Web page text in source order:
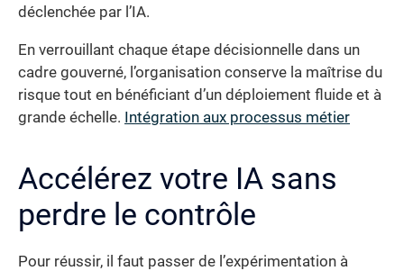
déclenchée par l’IA.
En verrouillant chaque étape décisionnelle dans un
cadre gouverné, l’organisation conserve la maîtrise du
risque tout en bénéficiant d’un déploiement fluide et à
grande échelle. Intégration aux processus métier
Accélérez votre IA sans
perdre le contrôle
Pour réussir, il faut passer de l’expérimentation à